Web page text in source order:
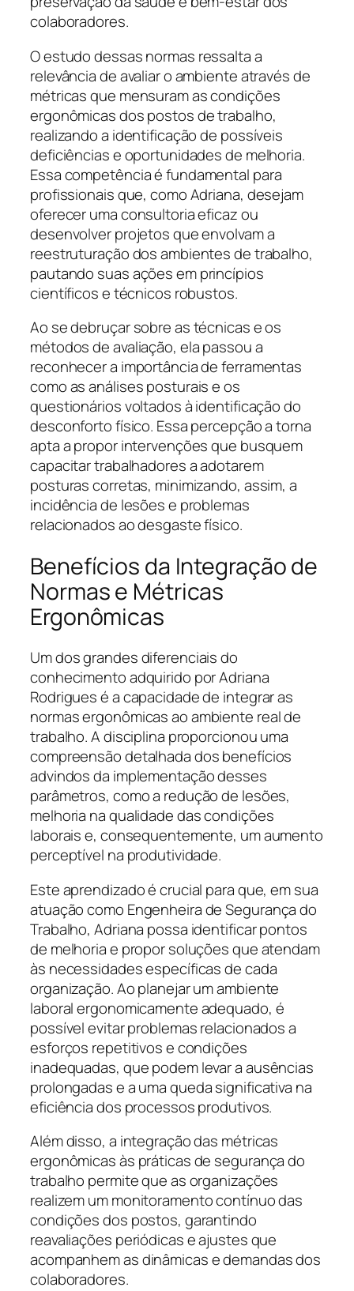
colaboradores.
O estudo dessas normas ressalta a
relevância de avaliar o ambiente através de
métricas que mensuram as condições
ergonômicas dos postos de trabalho,
realizando a identificação de possíveis
deficiências e oportunidades de melhoria.
Essa competência é fundamental para
profissionais que, como Adriana, desejam
oferecer uma consultoria eficaz ou
desenvolver projetos que envolvam a
reestruturação dos ambientes de trabalho,
pautando suas ações em princípios
científicos e técnicos robustos.
Ao se debruçar sobre as técnicas e os
métodos de avaliação, ela passou a
reconhecer a importância de ferramentas
como as análises posturais e os
questionários voltados à identificação do
desconforto físico. Essa percepção a torna
apta a propor intervenções que busquem
capacitar trabalhadores a adotarem
posturas corretas, minimizando, assim, a
incidência de lesões e problemas
relacionados ao desgaste físico.
Benefícios da Integração de
Normas e Métricas
Ergonômicas
Um dos grandes diferenciais do
conhecimento adquirido por Adriana
Rodrigues é a capacidade de integrar as
normas ergonômicas ao ambiente real de
trabalho. A disciplina proporcionou uma
compreensão detalhada dos benefícios
advindos da implementação desses
parâmetros, como a redução de lesões,
melhoria na qualidade das condições
laborais e, consequentemente, um aumento
perceptível na produtividade.
Este aprendizado é crucial para que, em sua
atuação como Engenheira de Segurança do
Trabalho, Adriana possa identificar pontos
de melhoria e propor soluções que atendam
às necessidades específicas de cada
organização. Ao planejar um ambiente
laboral ergonomicamente adequado, é
possível evitar problemas relacionados a
esforços repetitivos e condições
inadequadas, que podem levar a ausências
prolongadas e a uma queda significativa na
eficiência dos processos produtivos.
Além disso, a integração das métricas
ergonômicas às práticas de segurança do
trabalho permite que as organizações
realizem um monitoramento contínuo das
condições dos postos, garantindo
reavaliações periódicas e ajustes que
acompanhem as dinâmicas e demandas dos
colaboradores.